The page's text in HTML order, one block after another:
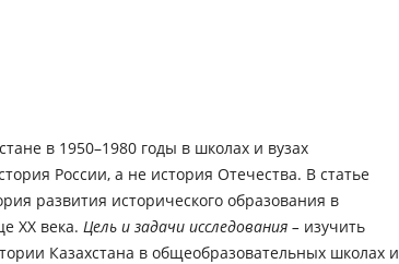
в 1950–1980 годы в школах и вузах
России, а не история Отечества. В статье
развития исторического образования в
ХХ века. Цель и задачи исследования – изучить
Казахстана в общеобразовательных школах и